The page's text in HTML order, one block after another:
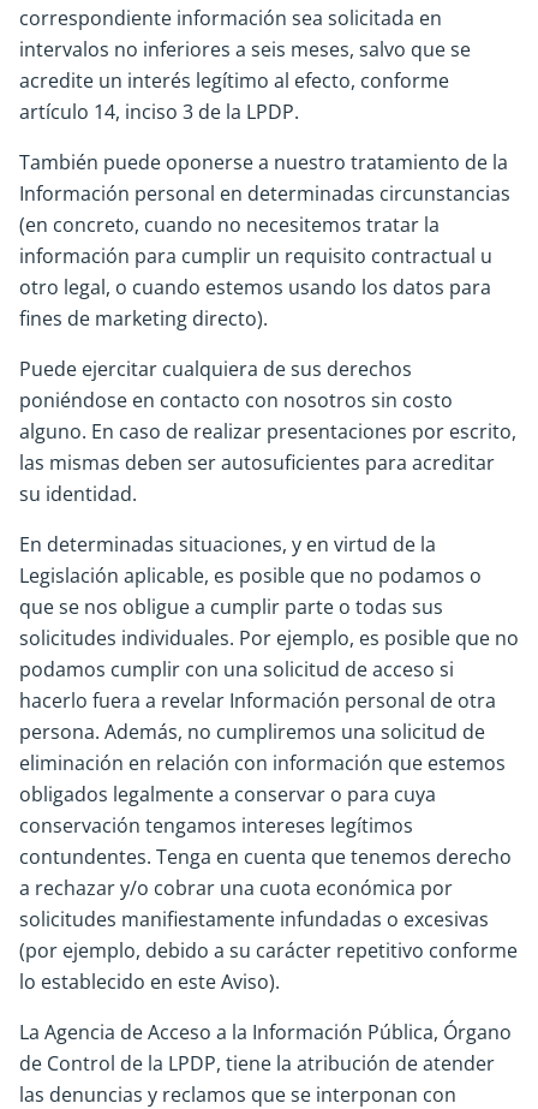
correspondiente información sea solicitada en
intervalos no inferiores a seis meses, salvo que se
acredite un interés legítimo al efecto, conforme
artículo 14, inciso 3 de la LPDP.
También puede oponerse a nuestro tratamiento de la
Información personal en determinadas circunstancias
(en concreto, cuando no necesitemos tratar la
información para cumplir un requisito contractual u
otro legal, o cuando estemos usando los datos para
fines de marketing directo).
Puede ejercitar cualquiera de sus derechos
poniéndose en contacto con nosotros sin costo
alguno. En caso de realizar presentaciones por escrito,
las mismas deben ser autosuficientes para acreditar
su identidad.
En determinadas situaciones, y en virtud de la
Legislación aplicable, es posible que no podamos o
que se nos obligue a cumplir parte o todas sus
solicitudes individuales. Por ejemplo, es posible que no
podamos cumplir con una solicitud de acceso si
hacerlo fuera a revelar Información personal de otra
persona. Además, no cumpliremos una solicitud de
eliminación en relación con información que estemos
obligados legalmente a conservar o para cuya
conservación tengamos intereses legítimos
contundentes. Tenga en cuenta que tenemos derecho
a rechazar y/o cobrar una cuota económica por
solicitudes manifiestamente infundadas o excesivas
(por ejemplo, debido a su carácter repetitivo conforme
lo establecido en este Aviso).
La Agencia de Acceso a la Información Pública, Órgano
de Control de la LPDP, tiene la atribución de atender
las denuncias y reclamos que se interponan con